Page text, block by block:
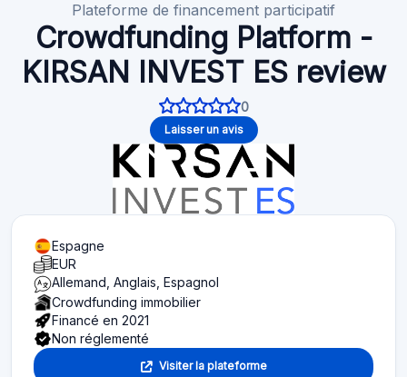
Plateforme de financement participatif
Crowdfunding Platform -
KIRSAN INVEST ES review
0
Laisser un avis
Espagne
EUR
Allemand, Anglais, Espagnol
Crowdfunding immobilier
Financé en 2021
Non réglementé
Visiter la plateforme